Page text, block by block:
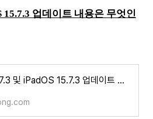
15.7.3 업데이트 내용은 무엇인
iOS 15.7.3 및 iPadOS 15.7.3 업데이트 내용은 무엇인가?